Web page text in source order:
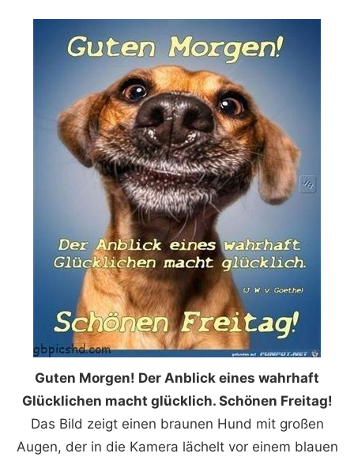
Guten Morgen! Der Anblick eines wahrhaft
Glücklichen macht glücklich. Schönen Freitag!
Das Bild zeigt einen braunen Hund mit großen
Augen, der in die Kamera lächelt vor einem blauen